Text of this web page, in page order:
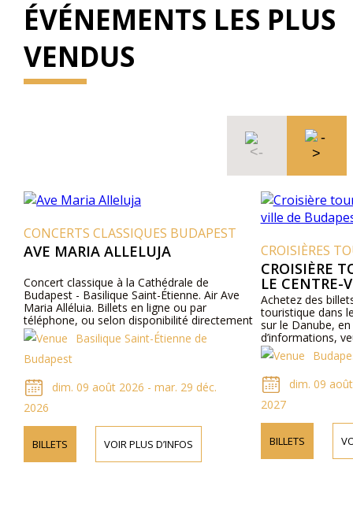
ÉVÉNEMENTS LES PLUS
VENDUS
CONCERTS CLASSIQUES BUDAPEST
AVE MARIA ALLELUJA
Concert classique à la Cathédrale de
Budapest - Basilique Saint-Étienne. Air Ave
Maria Alléluia. Billets en ligne ou par
téléphone, ou selon disponibilité directement
à l’église en espèces dans la monnaie locale.
Basilique Saint-Étienne de
Budapest
dim. 09 août 2026 - mar. 29 déc.
2026
BILLETS VOIR PLUS D’INFOS
CROISIÈRES
CROISIÈRE
LE CENTRE-
Achetez des
touristique dans
sur le Danube,
d’informations,
dim. 09
2027
BILLETS